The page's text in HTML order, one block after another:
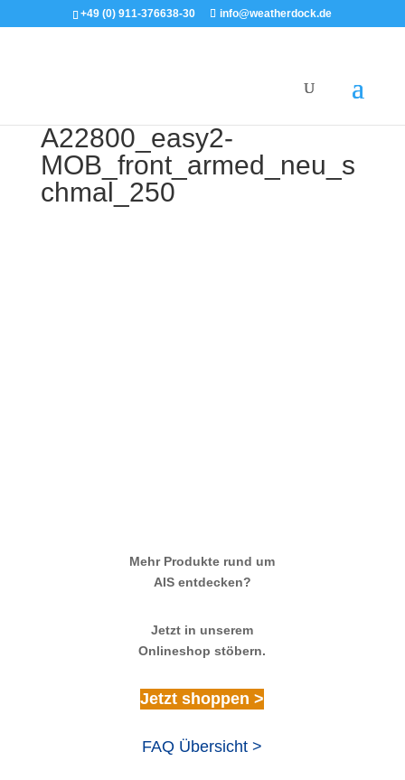
+49 (0) 911-376638-30 info@weatherdock.de
A22800_easy2-
MOB_front_armed_neu_s
chmal_250
Mehr Produkte rund um
AIS entdecken?
Jetzt in unserem
Onlineshop stöbern.
Jetzt shoppen >
FAQ Übersicht >